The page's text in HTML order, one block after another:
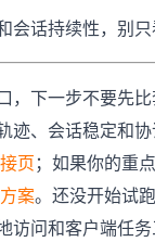
会话持续性，别
，下一步不要先
迹、会话稳定和
页；如果你的重
案。还没开始试
访问和客户端任